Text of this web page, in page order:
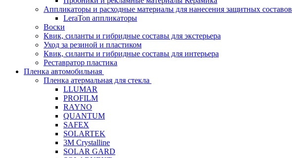
Аппликаторы и расходные материалы для нанесения защитных составов
LeraTon аппликаторы
Воски
Квик, силанты и гибридные составы для экстерьера
Уход за резиной и пластиком
Квик, силанты и гибридные составы для интерьера
Реставратор пластика
Пленка автомобильная
Пленка атермальная для стекла
LLUMAR
PROFILM
RAYNO
QUANTUM
SAFEX
SOLARTEK
3M Crystalline
SOLAR GARD